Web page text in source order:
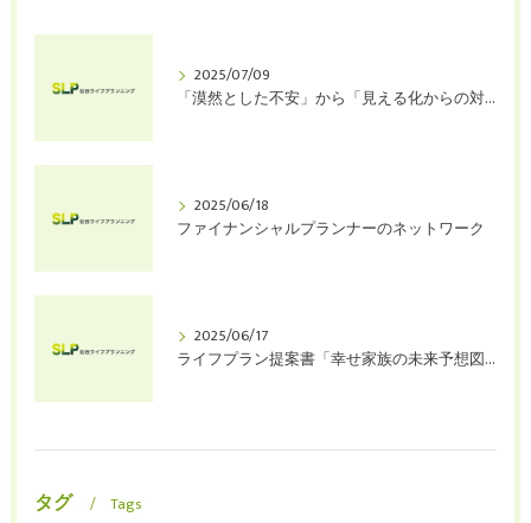
2025/07/09
「漠然とした不安」から「見える化からの対策」へ
2025/06/18
ファイナンシャルプランナーのネットワーク
2025/06/17
ライフプラン提案書「幸せ家族の未来予想図」（お試版）を始めます
タグ Tags